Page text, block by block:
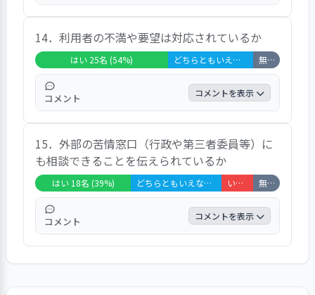
まだ聞いたことがない。 どんな生活がした
いかよく聞いてくれることがある。 分かり
やすい。来てくれることも嬉しい。 丁寧に
話をしてくれる。 私は理解できる、との意
見があった。
14．利用者の不満や要望は対応されているか
はい 25名 (54%) どちらともいえない 16名 (35%) 無回答・非該当 5名 (11%)
コメント コメントを表示
全てを解決してもらえないが10あるうちの5
は対応してくれている。 すぐやってくれる
と思う。 言えば対応してくれると思います。
100％とはいえない。 いつも気遣ってくれて
いる。歩けない時には手をつないでくれたり
もする、との声があった。
15．外部の苦情窓口（行政や第三者委員等）に
も相談できることを伝えられているか
はい 18名 (39%) どちらともいえない 17名 (37%) いいえ 6名 (13%) 無回答・非該当 5名 (11%)
コメント コメントを表示
聞いたことがない。 相談できることは知っ
ている。 息子が福祉に詳しいので、よく教
えてくれる、との声があった。